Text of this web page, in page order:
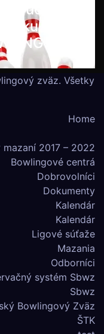
účasť na
zväz. Všetky
Home
mazaní 2017 – 2022
Bowlingové centrá
Dobrovolníci
Dokumenty
Kalendár
Kalendár
Ligové súťaže
Mazania
Odborníci
systém Sbwz
Sbwz
Bowlingový Zväz
ŠTK